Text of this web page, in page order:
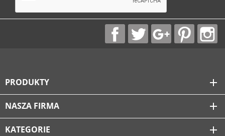
PRODUKTY add
NASZA FIRMA add
KATEGORIE add